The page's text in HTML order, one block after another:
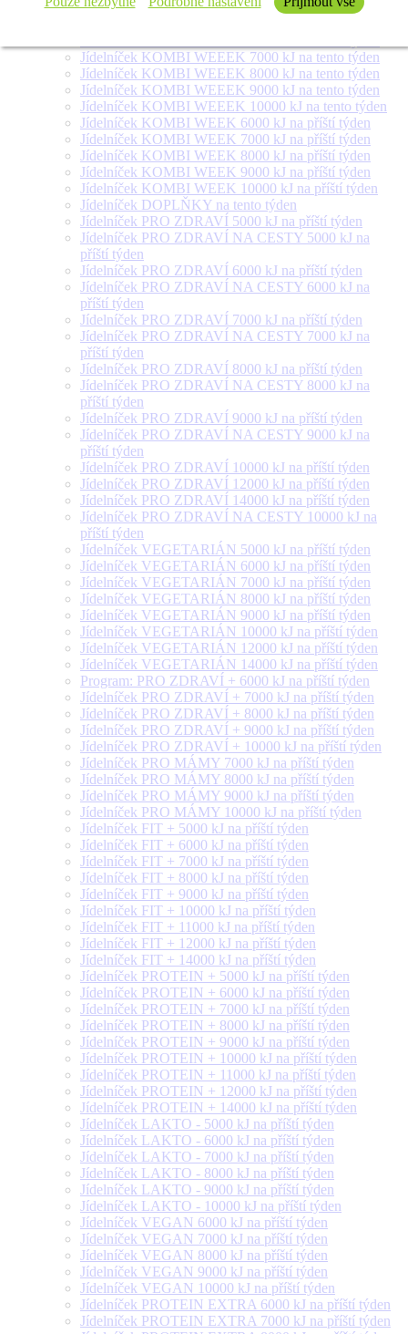
týden
Jídelníček KOMBI WEEEK 7000 kJ na tento týden
Jídelníček KOMBI WEEEK 8000 kJ na tento týden
Jídelníček KOMBI WEEEK 9000 kJ na tento týden
Jídelníček KOMBI WEEEK 10000 kJ na tento týden
Jídelníček KOMBI WEEK 6000 kJ na příští týden
Jídelníček KOMBI WEEK 7000 kJ na příští týden
Jídelníček KOMBI WEEK 8000 kJ na příští týden
Jídelníček KOMBI WEEK 9000 kJ na příští týden
Jídelníček KOMBI WEEK 10000 kJ na příští týden
Jídelníček DOPLŇKY na tento týden
Jídelníček PRO ZDRAVÍ 5000 kJ na příští týden
Jídelníček PRO ZDRAVÍ NA CESTY 5000 kJ na
příští týden
Jídelníček PRO ZDRAVÍ 6000 kJ na příští týden
Jídelníček PRO ZDRAVÍ NA CESTY 6000 kJ na
příští týden
Jídelníček PRO ZDRAVÍ 7000 kJ na příští týden
Jídelníček PRO ZDRAVÍ NA CESTY 7000 kJ na
příští týden
Jídelníček PRO ZDRAVÍ 8000 kJ na příští týden
Jídelníček PRO ZDRAVÍ NA CESTY 8000 kJ na
příští týden
Jídelníček PRO ZDRAVÍ 9000 kJ na příští týden
Jídelníček PRO ZDRAVÍ NA CESTY 9000 kJ na
příští týden
Jídelníček PRO ZDRAVÍ 10000 kJ na příští týden
Jídelníček PRO ZDRAVÍ 12000 kJ na příští týden
Jídelníček PRO ZDRAVÍ 14000 kJ na příští týden
Jídelníček PRO ZDRAVÍ NA CESTY 10000 kJ na
příští týden
Jídelníček VEGETARIÁN 5000 kJ na příští týden
Jídelníček VEGETARIÁN 6000 kJ na příští týden
Jídelníček VEGETARIÁN 7000 kJ na příští týden
Jídelníček VEGETARIÁN 8000 kJ na příští týden
Jídelníček VEGETARIÁN 9000 kJ na příští týden
Jídelníček VEGETARIÁN 10000 kJ na příští týden
Jídelníček VEGETARIÁN 12000 kJ na příští týden
Jídelníček VEGETARIÁN 14000 kJ na příští týden
Program: PRO ZDRAVÍ + 6000 kJ na příští týden
Jídelníček PRO ZDRAVÍ + 7000 kJ na příští týden
Jídelníček PRO ZDRAVÍ + 8000 kJ na příští týden
Jídelníček PRO ZDRAVÍ + 9000 kJ na příští týden
Jídelníček PRO ZDRAVÍ + 10000 kJ na příští týden
Jídelníček PRO MÁMY 7000 kJ na příští týden
Jídelníček PRO MÁMY 8000 kJ na příští týden
Jídelníček PRO MÁMY 9000 kJ na příští týden
Jídelníček PRO MÁMY 10000 kJ na příští týden
Jídelníček FIT + 5000 kJ na příští týden
Jídelníček FIT + 6000 kJ na příští týden
Jídelníček FIT + 7000 kJ na příští týden
Jídelníček FIT + 8000 kJ na příští týden
Jídelníček FIT + 9000 kJ na příští týden
Jídelníček FIT + 10000 kJ na příští týden
Jídelníček FIT + 11000 kJ na příští týden
Jídelníček FIT + 12000 kJ na příští týden
Jídelníček FIT + 14000 kJ na příští týden
Jídelníček PROTEIN + 5000 kJ na příští týden
Jídelníček PROTEIN + 6000 kJ na příští týden
Jídelníček PROTEIN + 7000 kJ na příští týden
Jídelníček PROTEIN + 8000 kJ na příští týden
Jídelníček PROTEIN + 9000 kJ na příští týden
Jídelníček PROTEIN + 10000 kJ na příští týden
Jídelníček PROTEIN + 11000 kJ na příští týden
Jídelníček PROTEIN + 12000 kJ na příští týden
Jídelníček PROTEIN + 14000 kJ na příští týden
Jídelníček LAKTO - 5000 kJ na příští týden
Jídelníček LAKTO - 6000 kJ na příští týden
Jídelníček LAKTO - 7000 kJ na příští týden
Jídelníček LAKTO - 8000 kJ na příští týden
Jídelníček LAKTO - 9000 kJ na příští týden
Jídelníček LAKTO - 10000 kJ na příští týden
Jídelníček VEGAN 6000 kJ na příští týden
Jídelníček VEGAN 7000 kJ na příští týden
Jídelníček VEGAN 8000 kJ na příští týden
Jídelníček VEGAN 9000 kJ na příští týden
Jídelníček VEGAN 10000 kJ na příští týden
Jídelníček PROTEIN EXTRA 6000 kJ na příští týden
Jídelníček PROTEIN EXTRA 7000 kJ na příští týden